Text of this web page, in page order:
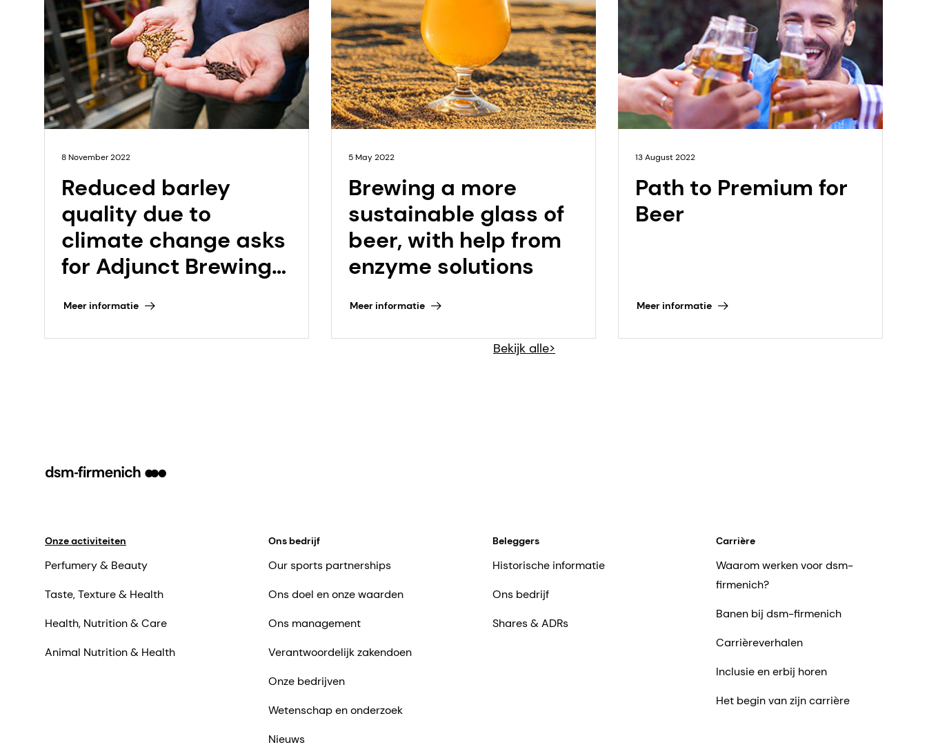
8 November 2022
Reduced barley
quality due to
climate change asks
for Adjunct Brewing
Meer informatie
5 May 2022
Brewing a more
sustainable glass of
beer, with help from
enzyme solutions
Meer informatie
13 August 2022
Path to Premium for
Beer
Meer informatie
Bekijk alle>
Onze activiteiten
Perfumery & Beauty
Taste, Texture & Health
Health, Nutrition & Care
Animal Nutrition & Health
Ons bedrijf
Our sports partnerships
Ons doel en onze waarden
Ons management
Verantwoordelijk zakendoen
Onze bedrijven
Wetenschap en onderzoek
Nieuws
Beleggers
Historische informatie
Ons bedrijf
Shares & ADRs
Carrière
Waarom werken voor dsm-
firmenich?
Banen bij dsm-firmenich
Carrièreverhalen
Inclusie en erbij horen
Het begin van zijn carrière